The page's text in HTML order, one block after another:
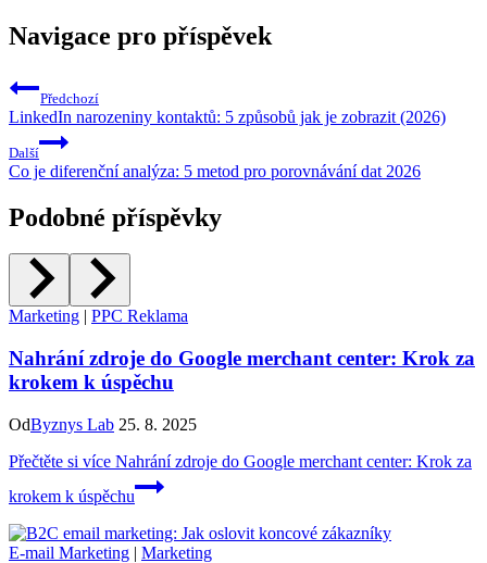
Navigace pro příspěvek
Předchozí
LinkedIn narozeniny kontaktů: 5 způsobů jak je zobrazit (2026)
Další
Co je diferenční analýza: 5 metod pro porovnávání dat 2026
Podobné příspěvky
Marketing PPC Reklama
Nahrání zdroje do Google merchant center: Krok za
krokem k úspěchu
OdByznys Lab 25. 8. 2025
Přečtěte si více Nahrání zdroje do Google merchant center: Krok za
krokem k úspěchu
E-mail Marketing | Marketing